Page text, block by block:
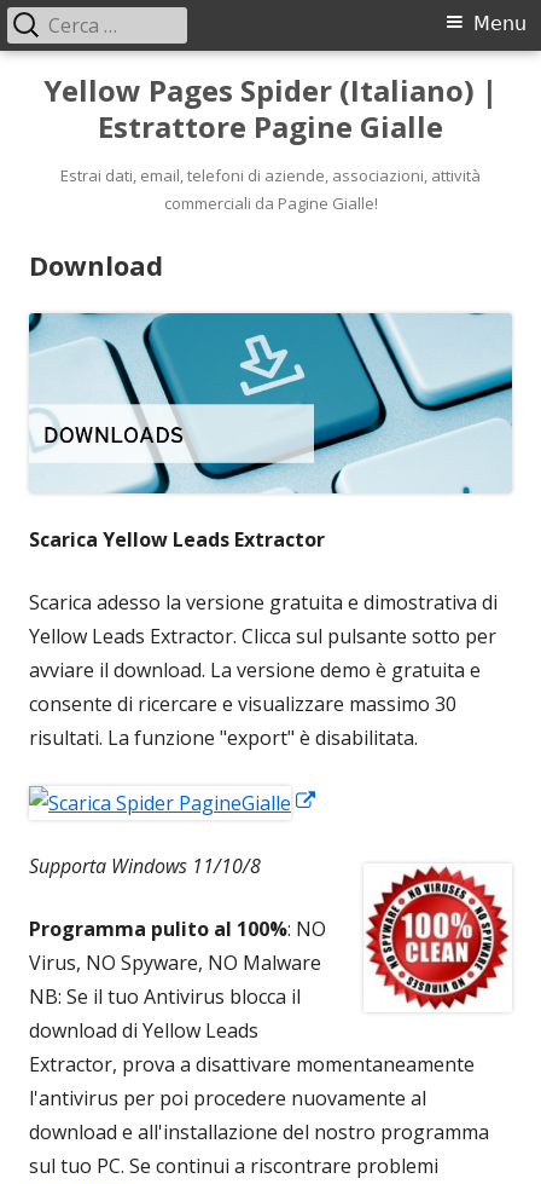
Yellow Pages Spider (Italiano) |
Estrattore Pagine Gialle
Estrai dati, email, telefoni di aziende, associazioni, attività
commerciali da Pagine Gialle!
Menu
principale
Menu
Ricerca
per:
Download
Scarica Yellow Leads Extractor
Scarica adesso la versione gratuita e dimostrativa di
Yellow Leads Extractor. Clicca sul pulsante sotto per
avviare il download. La versione demo è gratuita e
consente di ricercare e visualizzare massimo 30
risultati. La funzione "export" è disabilitata.
nuova
finestra
Supporta Windows 11/10/8
Programma pulito al 100%: NO
Virus, NO Spyware, NO Malware
NB: Se il tuo Antivirus blocca il
download di Yellow Leads
Extractor, prova a disattivare momentaneamente
l'antivirus per poi procedere nuovamente al
download e all'installazione del nostro programma
sul tuo PC. Se continui a riscontrare problemi